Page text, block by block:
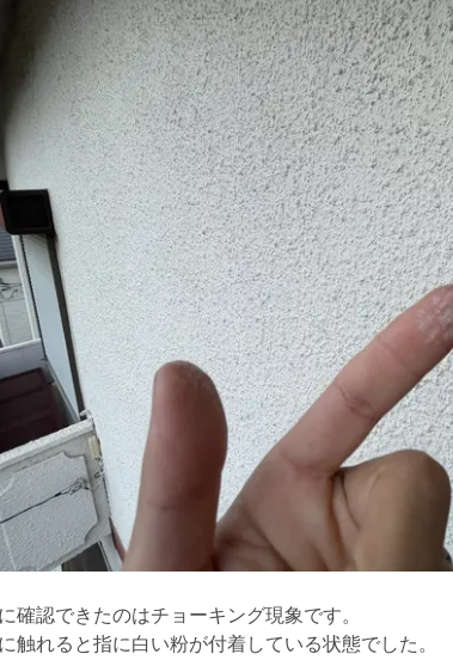
確認できたのはチョーキング現象です。
触れると指に白い粉が付着している状態でした。